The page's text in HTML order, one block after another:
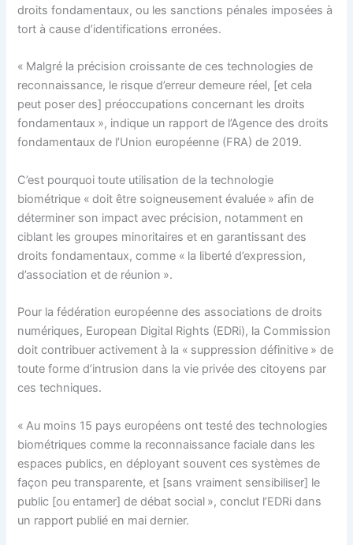
droits fondamentaux, ou les sanctions pénales imposées à
tort à cause d’identifications erronées.
« Malgré la précision croissante de ces technologies de
reconnaissance, le risque d’erreur demeure réel, [et cela
peut poser des] préoccupations concernant les droits
fondamentaux », indique un rapport de l’Agence des droits
fondamentaux de l’Union européenne (FRA) de 2019.
C’est pourquoi toute utilisation de la technologie
biométrique « doit être soigneusement évaluée » afin de
déterminer son impact avec précision, notamment en
ciblant les groupes minoritaires et en garantissant des
droits fondamentaux, comme « la liberté d’expression,
d’association et de réunion ».
Pour la fédération européenne des associations de droits
numériques, European Digital Rights (EDRi), la Commission
doit contribuer activement à la « suppression définitive » de
toute forme d’intrusion dans la vie privée des citoyens par
ces techniques.
« Au moins 15 pays européens ont testé des technologies
biométriques comme la reconnaissance faciale dans les
espaces publics, en déployant souvent ces systèmes de
façon peu transparente, et [sans vraiment sensibiliser] le
public [ou entamer] de débat social », conclut l’EDRi dans
un rapport publié en mai dernier.